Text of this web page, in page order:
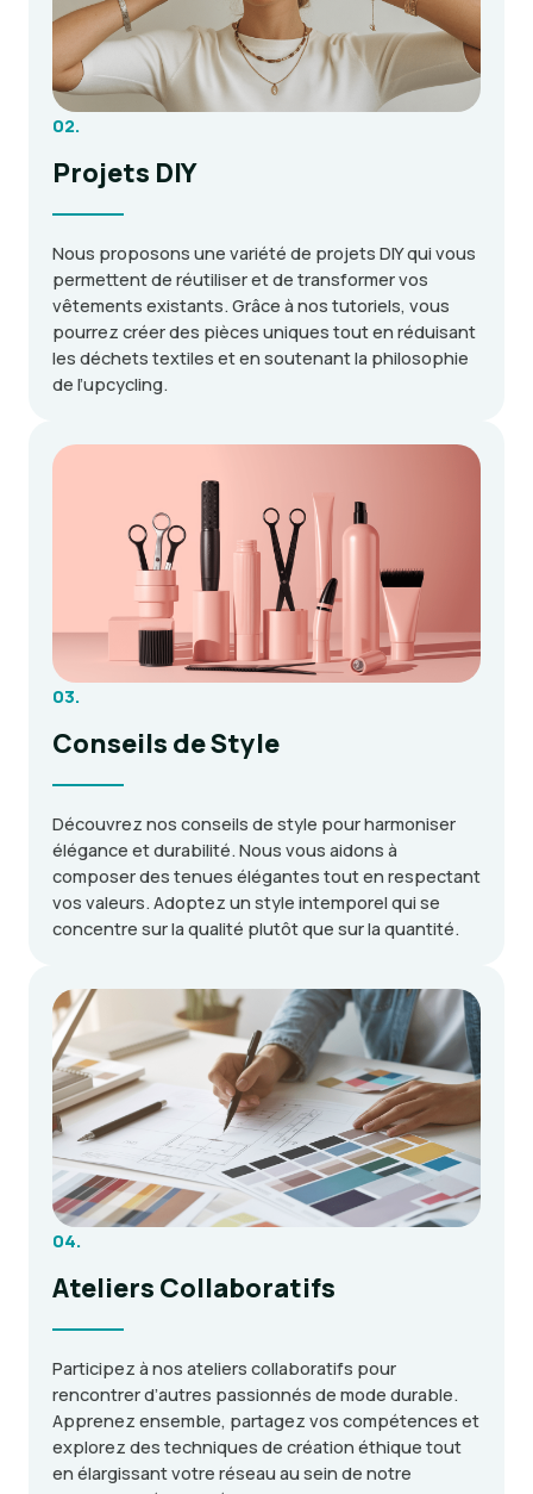
02.
Projets DIY
Nous proposons une variété de projets DIY qui vous
permettent de réutiliser et de transformer vos
vêtements existants. Grâce à nos tutoriels, vous
pourrez créer des pièces uniques tout en réduisant
les déchets textiles et en soutenant la philosophie
de l’upcycling.
03.
Conseils de Style
Découvrez nos conseils de style pour harmoniser
élégance et durabilité. Nous vous aidons à
composer des tenues élégantes tout en respectant
vos valeurs. Adoptez un style intemporel qui se
concentre sur la qualité plutôt que sur la quantité.
04.
Ateliers Collaboratifs
Participez à nos ateliers collaboratifs pour
rencontrer d’autres passionnés de mode durable.
Apprenez ensemble, partagez vos compétences et
explorez des techniques de création éthique tout
en élargissant votre réseau au sein de notre